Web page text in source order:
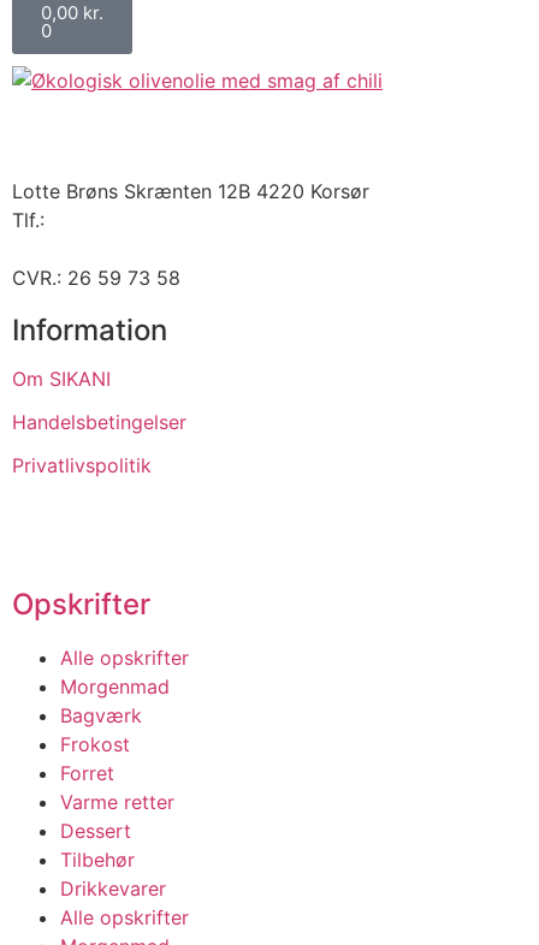
0,00 kr.
0
Lotte Brøns Skrænten 12B 4220 Korsør
Tlf.:
CVR.: 26 59 73 58
Information
Om SIKANI
Handelsbetingelser
Privatlivspolitik
Opskrifter
Alle opskrifter
Morgenmad
Bagværk
Frokost
Forret
Varme retter
Dessert
Tilbehør
Drikkevarer
Alle opskrifter